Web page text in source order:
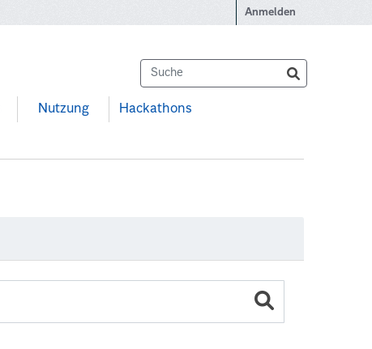
Anmelden
Nutzung Hackathons